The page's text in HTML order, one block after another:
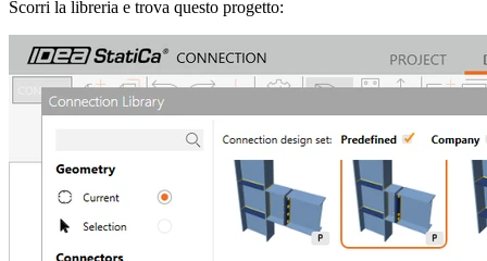
Scorri la libreria e trova questo progetto: